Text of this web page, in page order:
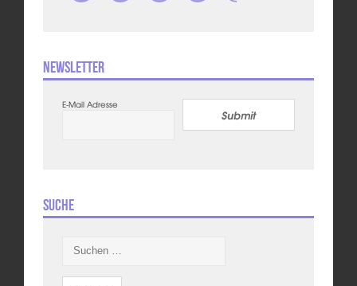
Newsletter
E-Mail Adresse
Submit
Suche
nach: